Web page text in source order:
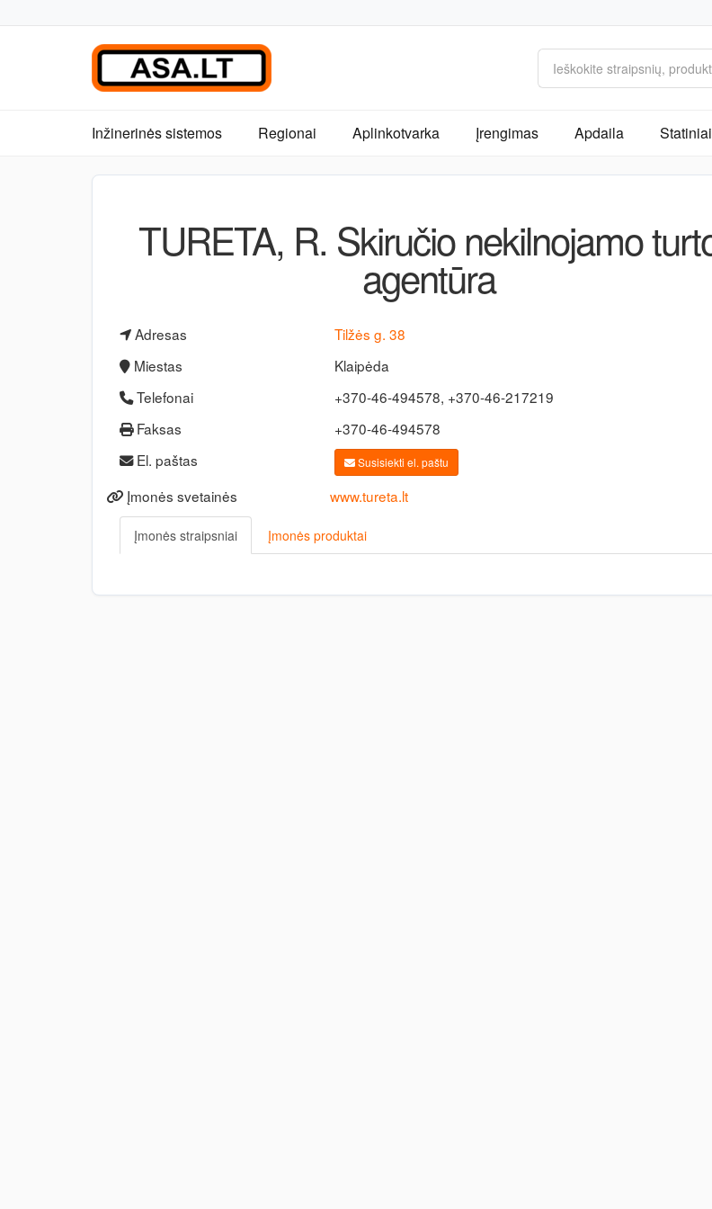
Inžinerinės sistemos Regionai Aplinkotvarka Įrengimas Apdaila Statiniai
TURETA, R. Skiručio nekilnojamo
agentūra
Adresas
Tilžės g. 38
Miestas
Klaipėda
Telefonai
+370-46-494578, +370-46-217219
Faksas
+370-46-494578
El. paštas
Susisiekti el. paštu
Įmonės svetainės www.tureta.lt
Įmonės straipsniai Įmonės produktai